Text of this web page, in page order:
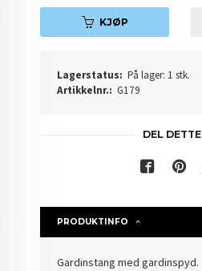
KJØP
Lagerstatus: På lager: 1 stk.
Artikkelnr.: G179
DEL DETTE
PRODUKTINFO
Gardinstang med gardinspyd.